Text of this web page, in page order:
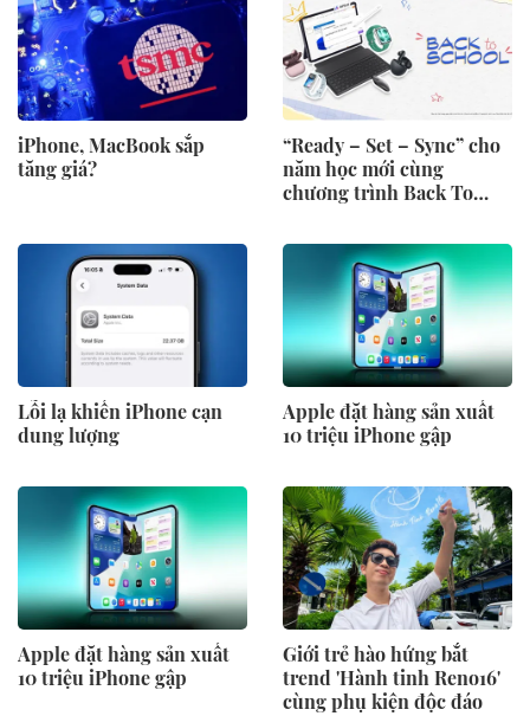
iPhone, MacBook sắp
tăng giá?
“Ready – Set – Sync” cho
năm học mới cùng
chương trình Back To
Lỗi lạ khiến iPhone cạn
dung lượng
Apple đặt hàng sản xuất
10 triệu iPhone gập
Apple đặt hàng sản xuất
10 triệu iPhone gập
Giới trẻ hào hứng bắt
trend 'Hành tinh Reno16'
cùng phụ kiện độc đáo